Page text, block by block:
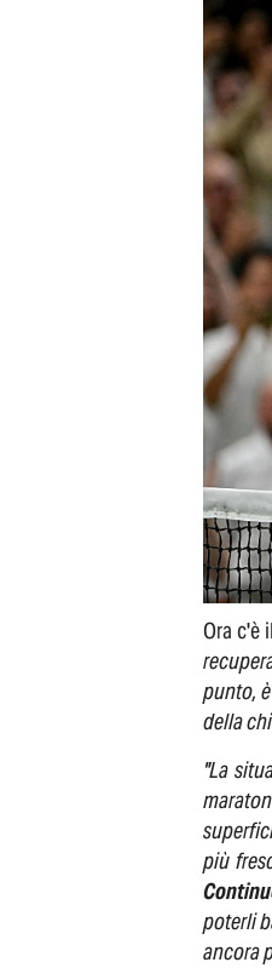
Ora c'è il
punto,
della
"La
più
poterli
ancora